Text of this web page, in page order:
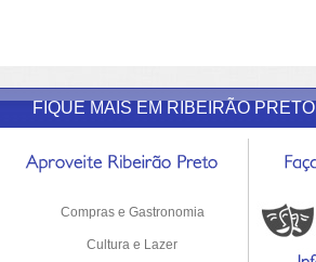
FIQUE MAIS EM RIBEIRÃO PRETO
Compras e Gastronomia
Cultura e Lazer